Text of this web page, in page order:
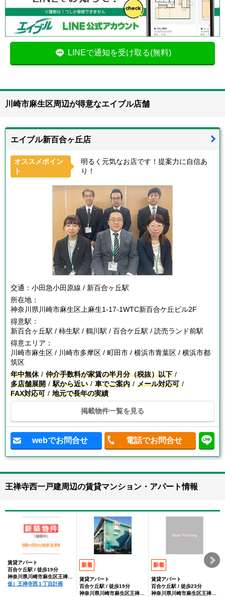
LINEで通知を受け取る(無料)
川崎市麻生区周辺が得意なエイブル店舗
エイブル新百合ヶ丘店
オススメポイン
ト
明るく元気なお店です！提案力に自信あ
り！
交通： 小田急小田原線 / 新百合ヶ丘駅
所在地：
神奈川県川崎市麻生区上麻生1-17-1WTC新百合ケ丘ビル2F
得意駅：
新百合ヶ丘駅 / 柿生駅 / 鶴川駅 / 百合ケ丘駅 / 読売ランド前駅
得意エリア：
川崎市麻生区 / 川崎市多摩区 / 町田市 / 横浜市青葉区 / 横浜市都
筑区
年中無休
仲介手数料が家賃の半月分（税抜）以下
多店舗展開
駅から近い 車でご案内
メール対応可
FAX対応可
地元で長年の実績
掲載物件一覧を見る
webでお問合せ 電話でお問合せ
王禅寺西一戸建周辺の賃貸マンション・アパート情報
賃貸アパート
百合ケ丘駅 / 徒歩19分
神奈川県川崎市麻生区王禅寺西１丁目
仮）王禅寺西１丁目計画
新着
賃貸アパート
百合ケ丘駅 / 徒歩19分
神奈川県川崎市麻生区王禅寺西1丁目
新着
賃貸アパート
百合ケ丘駅 / 徒歩23分
神奈川県川崎市麻生区王禅寺西３丁目